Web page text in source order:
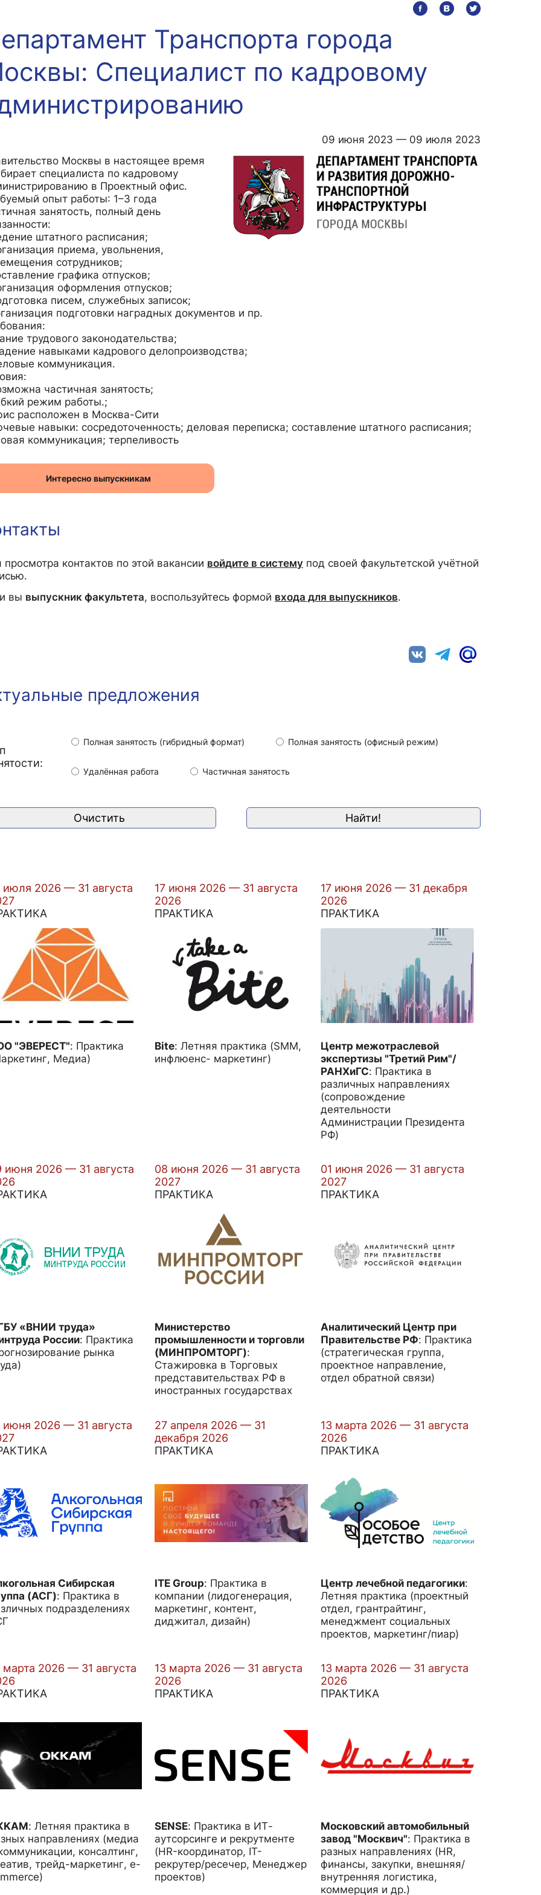
и трудоустройство
трудоустройству
/ мероприятия
Информационные ресурсы
Читальный зал
Электронные и цифровые базы
Учебная полка
Преподавателям
факультета»
Транспорта города
Специалист по кадровому
09 июня 2023 — 09 июля 2023
Москвы в настоящее время
специалиста по кадровому
в Проектный офис.
опыт работы: 1–3 года
занятость, полный день
штатного расписания;
приема, увольнения,
сотрудников;
графика отпусков;
оформления отпусков;
писем, служебных записок;
подготовки наградных документов и пр.
трудового законодательства;
навыками кадрового делопроизводства;
коммуникация.
частичная занятость;
режим работы.;
расположен в Москва-Сити
навыки: сосредоточенность; деловая переписка; составление штатного расписания;
коммуникация; терпеливость
Интересно выпускникам
просмотра контактов по этой вакансии войдите в систему под своей факультетской учётной
вы выпускник факультета, воспользуйтесь формой входа для выпускников.
предложения
Полная занятость (гибридный формат) Полная занятость (офисный режим)
Удалённая работа Частичная занятость
июля 2026 — 31 августа
"ЭВЕРЕСТ": Практика
Медиа)
17 июня 2026 — 31 августа
2026
ПРАКТИКА
Bite:Летняя практика (SMM,
инфлюенс- маркетинг)
17 июня 2026 — 31 декабря
2026
ПРАКТИКА
Центр межотраслевой
экспертизы "Третий Рим"/
РАНХиГС: Практика в
различных направлениях
(сопровождение
деятельности
Администрации Президента
РФ)
июня 2026 — 31 августа
«ВНИИ труда»
России: Практика
рынка
08 июня 2026 — 31 августа
2027
ПРАКТИКА
Министерство
промышленности и торговли
(МИНПРОМТОРГ):
Стажировка в Торговых
представительствах РФ в
иностранных государствах
01 июня 2026 — 31 августа
2027
ПРАКТИКА
Аналитический Центр при
Правительстве РФ: Практика
(стратегическая группа,
проектное направление,
отдел обратной связи)
июня 2026 — 31 августа
Сибирская
(АСГ): Практика в
подразделениях
27 апреля 2026 — 31
декабря 2026
ПРАКТИКА
ITE Group: Практика в
компании (лидогенерация,
маркетинг, контент,
диджитал, дизайн)
13 марта 2026 — 31 августа
2026
ПРАКТИКА
Центр лечебной педагогики:
Летняя практика (проектный
отдел, грантрайтинг,
менеджмент социальных
проектов, маркетинг/пиар)
марта 2026 — 31 августа
: Летняя практика в
направлениях (медиа
консалтинг,
трейд-маркетинг, e-
13 марта 2026 — 31 августа
2026
ПРАКТИКА
SENSE: Практика в ИТ-
аутсорсинге и рекрутменте
(HR-координатор, IT-
рекрутер/ресечер, Менеджер
проектов)
13 марта 2026 — 31 августа
2026
ПРАКТИКА
Московский автомобильный
завод "Москвич": Практика в
разных направлениях (HR,
финансы, закупки, внешняя/
внутренняя логистика,
коммерция и др.)